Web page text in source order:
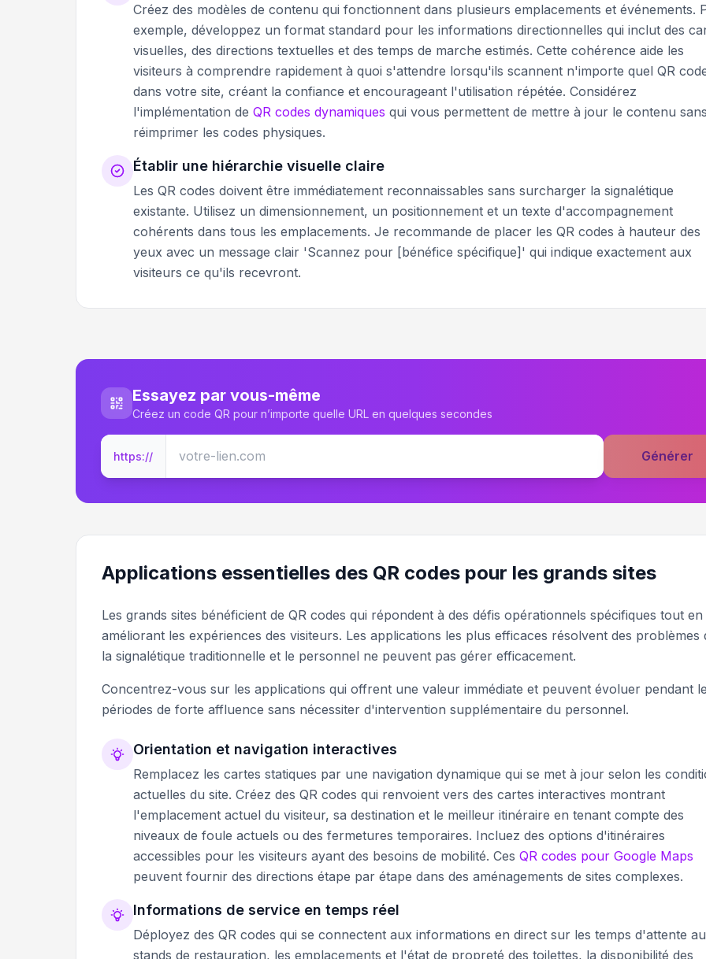
Créez des modèles de contenu qui fonctionnent dans plusieurs emplacements et événements.
exemple, développez un format standard pour les informations directionnelles qui inclut des
visuelles, des directions textuelles et des temps de marche estimés. Cette cohérence aide les
visiteurs à comprendre rapidement à quoi s'attendre lorsqu'ils scannent n'importe quel QR
dans votre site, créant la confiance et encourageant l'utilisation répétée. Considérez
l'implémentation de QR codes dynamiques qui vous permettent de mettre à jour le contenu sans
réimprimer les codes physiques.
Établir une hiérarchie visuelle claire
Les QR codes doivent être immédiatement reconnaissables sans surcharger la signalétique
existante. Utilisez un dimensionnement, un positionnement et un texte d'accompagnement
cohérents dans tous les emplacements. Je recommande de placer les QR codes à hauteur des
yeux avec un message clair 'Scannez pour [bénéfice spécifique]' qui indique exactement aux
visiteurs ce qu'ils recevront.
Essayez par vous-même
Créez un code QR pour n’importe quelle URL en quelques secondes
https:// Générer
Applications essentielles des QR codes pour les grands sites
Les grands sites bénéficient de QR codes qui répondent à des défis opérationnels spécifiques tout en
améliorant les expériences des visiteurs. Les applications les plus efficaces résolvent des problèmes
la signalétique traditionnelle et le personnel ne peuvent pas gérer efficacement.
Concentrez-vous sur les applications qui offrent une valeur immédiate et peuvent évoluer pendant
périodes de forte affluence sans nécessiter d'intervention supplémentaire du personnel.
Orientation et navigation interactives
Remplacez les cartes statiques par une navigation dynamique qui se met à jour selon les
actuelles du site. Créez des QR codes qui renvoient vers des cartes interactives montrant
l'emplacement actuel du visiteur, sa destination et le meilleur itinéraire en tenant compte des
niveaux de foule actuels ou des fermetures temporaires. Incluez des options d'itinéraires
accessibles pour les visiteurs ayant des besoins de mobilité. Ces QR codes pour Google Maps
peuvent fournir des directions étape par étape dans des aménagements de sites complexes.
Informations de service en temps réel
Déployez des QR codes qui se connectent aux informations en direct sur les temps d'attente
stands de restauration, les emplacements et l'état de propreté des toilettes, la disponibilité des